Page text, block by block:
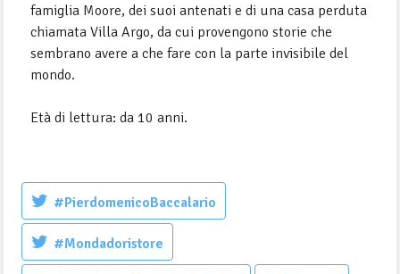
famiglia Moore, dei suoi antenati e di una casa perduta
chiamata Villa Argo, da cui provengono storie che
sembrano avere a che fare con la parte invisibile del
mondo.
Età di lettura: da 10 anni.
#PierdomenicoBaccalario
#Mondadoristore